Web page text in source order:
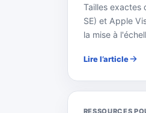
Tailles exactes
SE) et Apple
la mise à
Lire l’article
RESSOURCES